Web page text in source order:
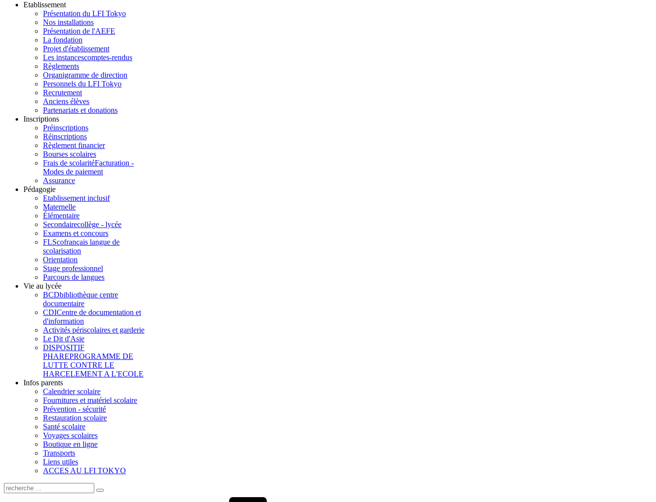
Etablissement
Présentation du LFI Tokyo
Nos installations
Présentation de l'AEFE
La fondation
Projet d'établissement
Les instancescomptes-rendus
Règlements
Organigramme de direction
Personnels du LFI Tokyo
Recrutement
Anciens élèves
Partenariats et donations
Inscriptions
Préinscriptions
Réinscriptions
Règlement financier
Bourses scolaires
Frais de scolaritéFacturation -
Modes de paiement
Assurance
Pédagogie
Etablissement inclusif
Maternelle
Élémentaire
Secondairecollège - lycée
Examens et concours
FLScofrançais langue de
scolarisation
Orientation
Stage professionnel
Parcours de langues
Vie au lycée
BCDbibliothèque centre
documentaire
CDICentre de documentation et
d'information
Activités périscolaires et garderie
Le Dit d'Asie
DISPOSITIF
PHAREPROGRAMME DE
LUTTE CONTRE LE
HARCELEMENT A L'ECOLE
Infos parents
Calendrier scolaire
Fournitures et matériel scolaire
Prévention - sécurité
Restauration scolaire
Santé scolaire
Voyages scolaires
Boutique en ligne
Transports
Liens utiles
ACCES AU LFI TOKYO